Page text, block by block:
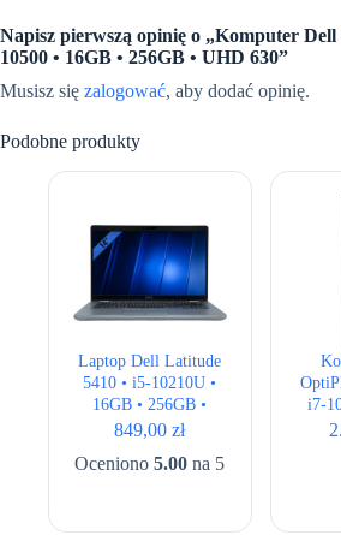
Napisz pierwszą opinię o „Komputer
10500 • 16GB • 256GB • UHD 630”
Musisz się zalogować, aby dodać opinię.
Podobne produkty
Laptop Dell Latitude
5410 • i5-10210U •
16GB • 256GB •
UHD 620 • 14 ” Full
849,00zł
Oceniono5.00 na 5
i7-